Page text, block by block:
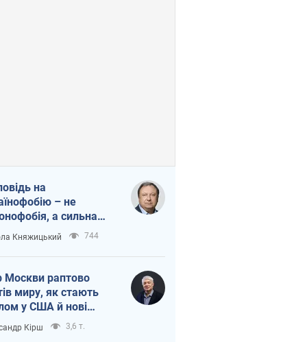
на
– не
а сильна
держава
Княжицький 744
Москви раптово
миру, як стають
у США й нові
топ-рейтинги
Кірш 3,6 т.